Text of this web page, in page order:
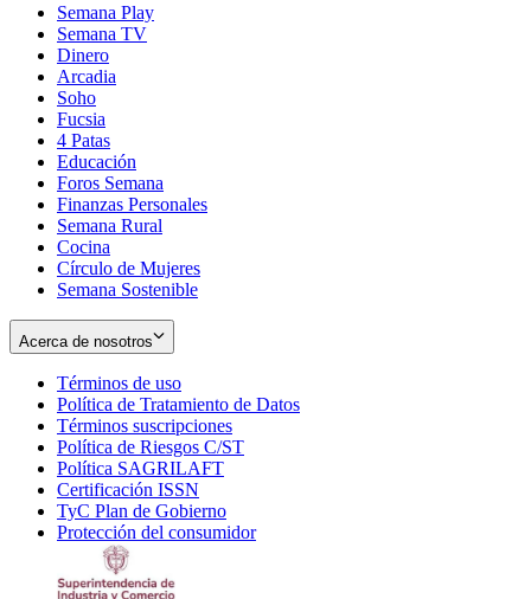
Semana Play
Semana TV
Dinero
Arcadia
Soho
in
new
window
Fucsia
in
new
window
4 Patas
Educación
Foros Semana
Finanzas Personales
Semana Rural
Cocina
Círculo de Mujeres
Semana Sostenible
Acerca de nosotros
Términos de uso
in
new
window
Política de Tratamiento de Datos
Términos suscripciones
in
Política de Riesgos C/ST
Política SAGRILAFT
new
window
Certificación ISSN
in
new
TyC Plan de Gobierno
in
Protección del consumidorOpens